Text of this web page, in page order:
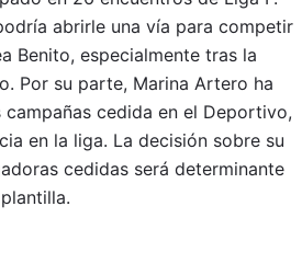
abrirle una vía para competir
Benito, especialmente tras la
Por su parte, Marina Artero ha
cedida en el Deportivo,
en la liga. La decisión sobre su
cedidas será determinante